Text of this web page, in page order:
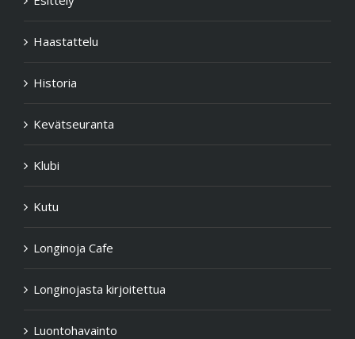
Esittely
Haastattelu
Historia
Kevätseuranta
Klubi
Kutu
Longinoja Cafe
Longinojasta kirjoitettua